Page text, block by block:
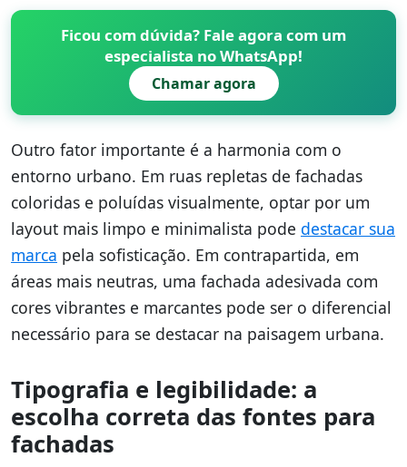
Ficou com dúvida? Fale agora com um
especialista no WhatsApp!
Chamar agora
Outro fator importante é a harmonia com o
entorno urbano. Em ruas repletas de fachadas
coloridas e poluídas visualmente, optar por um
layout mais limpo e minimalista pode destacar sua
marca pela sofisticação. Em contrapartida, em
áreas mais neutras, uma fachada adesivada com
cores vibrantes e marcantes pode ser o diferencial
necessário para se destacar na paisagem urbana.
Tipografia e legibilidade: a
escolha correta das fontes para
fachadas